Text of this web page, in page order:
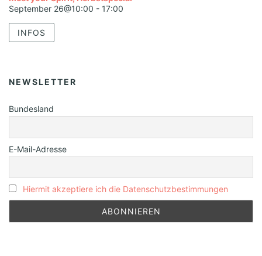
September 26@10:00 - 17:00
INFOS
NEWSLETTER
Bundesland
E-Mail-Adresse
Hiermit akzeptiere ich die Datenschutzbestimmungen